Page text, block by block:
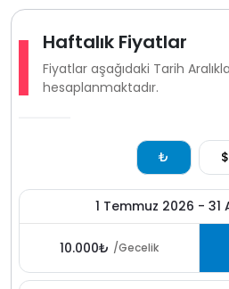
Haftalık Fiyatlar
Fiyatlar aşağıdaki Tarih
hesaplanmaktadır.
₺ $
1 Temmuz 2026 -
10.000₺ /Gecelik